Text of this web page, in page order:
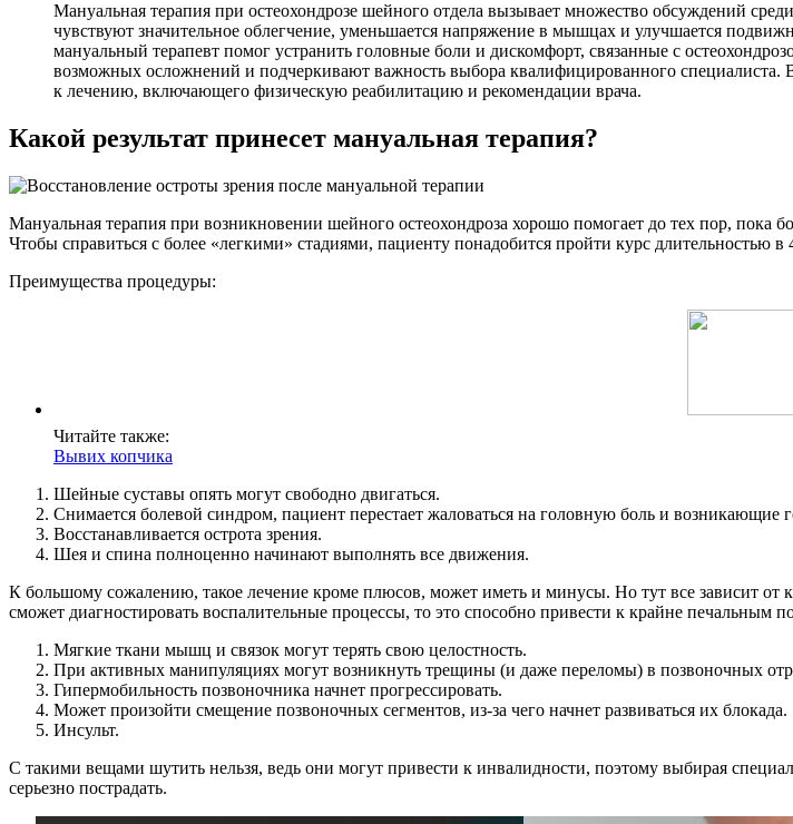
Мануальная терапия при остеохондрозе шейного отдела вызывает множество обсуждений
чувствуют значительное облегчение, уменьшается напряжение в мышцах и улучшается
мануальный терапевт помог устранить головные боли и дискомфорт, связанные с
возможных осложнений и подчеркивают важность выбора квалифицированного
к лечению, включающего физическую реабилитацию и рекомендации врача.
Какой результат принесет мануальная терапия?
Мануальная терапия при возникновении шейного остеохондроза хорошо помогает до тех пор, пока
Чтобы справиться с более «легкими» стадиями, пациенту понадобится пройти курс длительностью в
Преимущества процедуры:
Читайте также:
Вывих копчика
Шейные суставы опять могут свободно двигаться.
Снимается болевой синдром, пациент перестает жаловаться на головную боль и возникающие
Восстанавливается острота зрения.
Шея и спина полноценно начинают выполнять все движения.
К большому сожалению, такое лечение кроме плюсов, может иметь и минусы. Но тут все зависит от
сможет диагностировать воспалительные процессы, то это способно привести к крайне печальным
Мягкие ткани мышц и связок могут терять свою целостность.
При активных манипуляциях могут возникнуть трещины (и даже переломы) в позвоночных
Гипермобильность позвоночника начнет прогрессировать.
Может произойти смещение позвоночных сегментов, из-за чего начнет развиваться их блокада.
Инсульт.
С такими вещами шутить нельзя, ведь они могут привести к инвалидности, поэтому выбирая
серьезно пострадать.